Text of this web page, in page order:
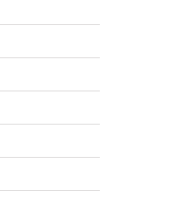
dalam Konstruksi